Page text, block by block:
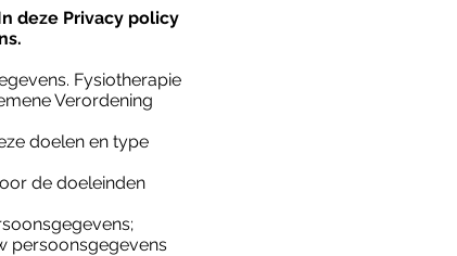
deze Privacy policy
Fysiotherapie
Verordening
doelen en type
de doeleinden
persoonsgegevens